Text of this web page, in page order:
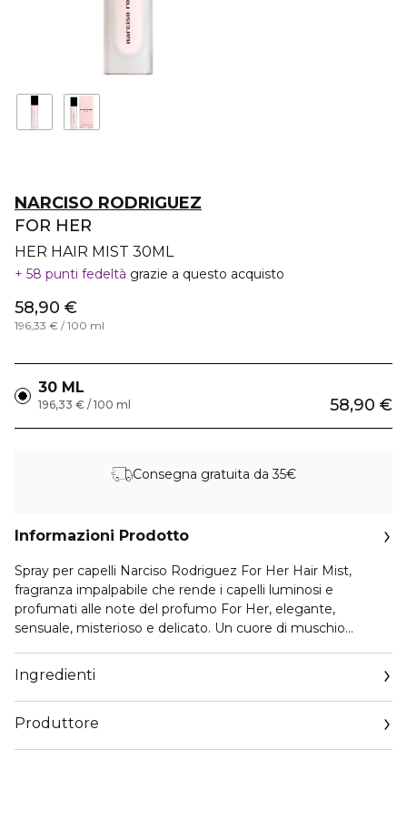
NARCISO RODRIGUEZ
FOR HER
HER HAIR MIST 30ML
58 punti fedeltà grazie a questo acquisto
58,90 €
196,33 € / 100 ml
30 ML
58,90 €
196,33 € / 100 ml
Consegna gratuita da 35€
Informazioni Prodotto
Spray per capelli Narciso Rodriguez For Her Hair Mist,
fragranza impalpabile che rende i capelli luminosi e
profumati alle note del profumo For Her, elegante,
sensuale, misterioso e delicato. Un cuore di muschio
e l’ambra. Dona ai tuoi capelli una profumazione sensuale e
un effetto setoso grazie al
Rodriguez For Her, esclusiva combinazione tra silicone e un
polimero dalle incredibili proprietà filmogene.
Ingredienti
Produttore